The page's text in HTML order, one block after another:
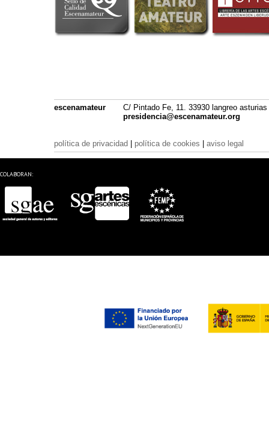
escenamateur
C/ Pintado Fe, 11. 33930 langreo asturias
presidencia@escenamateur.org
política de privacidad política de cookies aviso legal
COLABORAN: